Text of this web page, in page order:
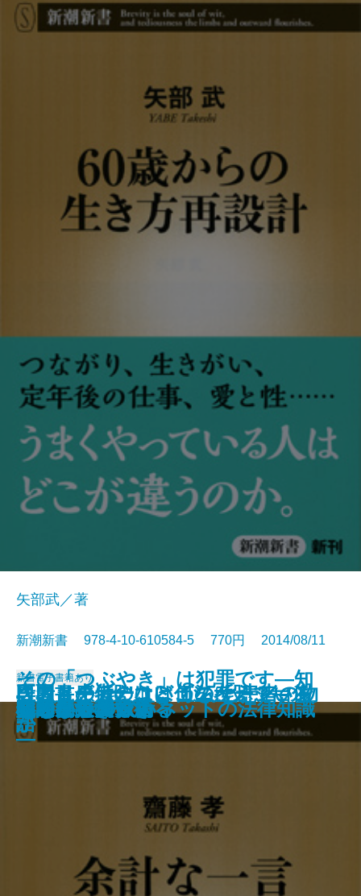
がん哲学外来へようこそ
情報の強者
10年後破綻する人、幸福な人
ほめると子どもはダメになる
医者と患者のコミュニケーション
論
患者さんに伝えたい医師の本心
段取りの“段”はどこの“段”？―住
まいの語源楽―
墓と葬式の見積りをとってみた
会話のきっかけ
60歳からの生き方再設計
矢部武／著
新潮新書 978-4-10-610584-5 770円 2014/08/11
新書電子書籍あり
余計な一言
その「つぶやき」は犯罪です―知
らないとマズいネットの法律知識
―
「ストーカー」は何を考えている
か
心を操る文章術
知的創造の作法
交通事故学
犯罪は予測できる
心づかいの技術
嘘の見抜き方
専門書が伝えない がんと患者の物
語